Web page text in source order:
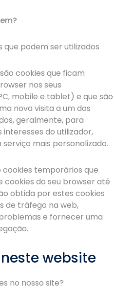
que podem ser utilizados
cookies que ficam
nos seus
mobile e tablet) e que são
nova visita a um dos
geralmente, para
do utilizador,
mais personalizado.
cookies temporários que
do seu browser até
obtida por estes cookies
de tráfego na web,
e fornecer uma
website
no nosso site?